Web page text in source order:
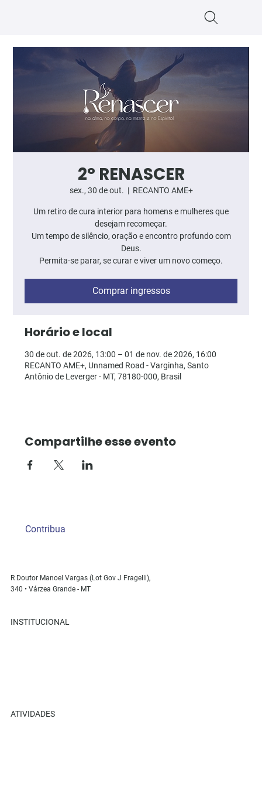
2° RENASCER
sex., 30 de out.
  |
RECANTO AME+
Um retiro de cura interior para homens e mulheres que
desejam recomeçar.
Um tempo de silêncio, oração e encontro profundo com
Deus.
Permita-se parar, se curar e viver um novo começo.
Comprar ingressos
Horário e local
30 de out. de 2026, 13:00 – 01 de nov. de 2026, 16:00
RECANTO AME+, Unnamed Road - Varginha, Santo
Antônio de Leverger - MT, 78180-000, Brasil
Compartilhe esse evento
Contribua
R Doutor Manoel Vargas (Lot Gov J Fragelli),
340 • Várzea Grande - MT
INSTITUCIONAL
ATIVIDADES